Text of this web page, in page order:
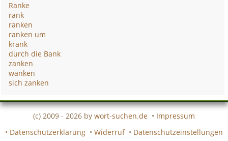
Ranke
rank
ranken
ranken um
krank
durch die Bank
zanken
wanken
sich zanken
(c) 2009 - 2026 by wort-suchen.de • Impressum
• Datenschutzerklärung • Widerruf • Datenschutzeinstellungen